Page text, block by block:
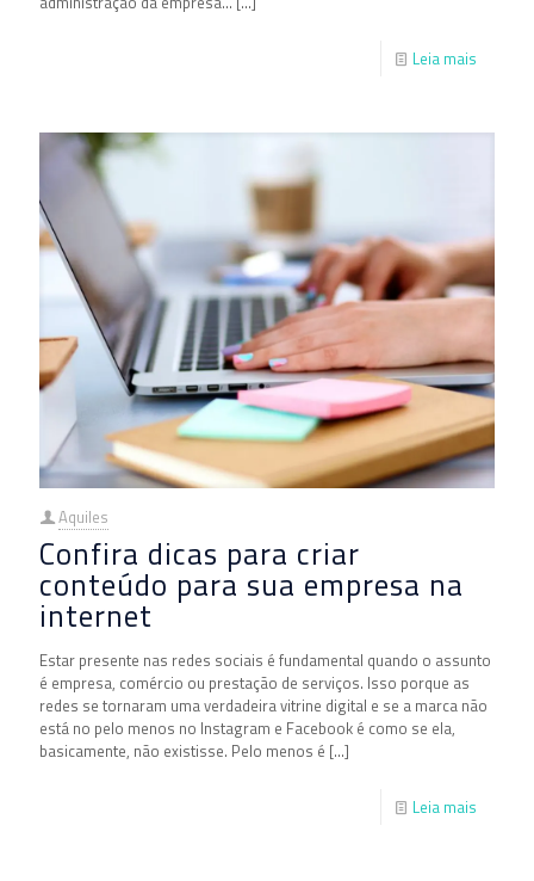
Leia mais
Aquiles
Confira dicas para criar
conteúdo para sua empresa na
internet
Estar presente nas redes sociais é fundamental quando o assunto
é empresa, comércio ou prestação de serviços. Isso porque as
redes se tornaram uma verdadeira vitrine digital e se a marca não
está no pelo menos no Instagram e Facebook é como se ela,
basicamente, não existisse. Pelo menos é […]
Leia mais